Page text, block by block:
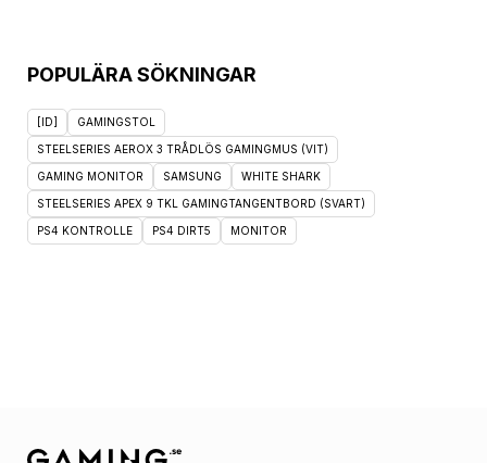
POPULÄRA SÖKNINGAR
[ID] GAMINGSTOL
STEELSERIES AEROX 3 TRÅDLÖS GAMINGMUS (VIT)
GAMING MONITOR SAMSUNG WHITE SHARK
STEELSERIES APEX 9 TKL GAMINGTANGENTBORD (SVART)
PS4 KONTROLLE PS4 DIRT5 MONITOR